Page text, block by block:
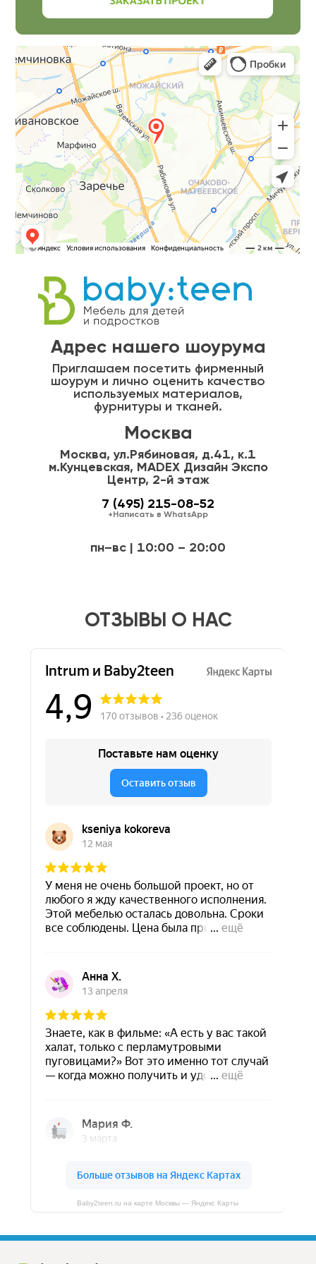
Адрес нашего шоурума
Приглашаем посетить фирменный
шоурум и лично оценить качество
используемых материалов,
фурнитуры и тканей.
Москва
Москва, ул.Рябиновая, д.41, к.1
м.Кунцевская, MADEX Дизайн Экспо
Центр, 2-й этаж
7 (495) 215-08-52
+Написать в WhatsApp
пн–вс | 10:00 – 20:00
ОТЗЫВЫ О НАС
Baby2teen.ru на карте Москвы — Яндекс Карты